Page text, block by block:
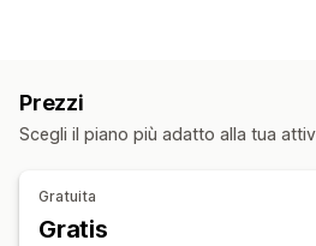
Personalizzazione
Riproduzione dei video
Caroselli
Prezzi
Scegli il piano più adatto alla tua
Gratuita
Gratis